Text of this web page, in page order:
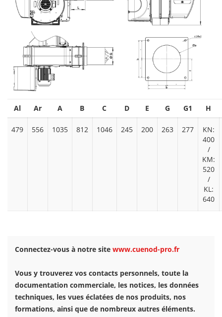
Al Ar A B C D E G G1 H
479 556 1035 812 1046 245 200 263 277
KN:
400
/
KM:
520
/
KL:
640
Connectez-vous à notre site www.cuenod-pro.fr
Vous y trouverez vos contacts personnels, toute la
documentation commerciale, les notices, les données
techniques, les vues éclatées de nos produits, nos
formations, ainsi que de nombreux autres éléments.